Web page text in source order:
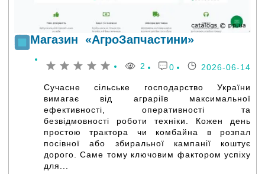
Магазин «АгроЗапчастини»
2 0 2026-06-14
Сучасне сільське господарство України
вимагає від аграріїв максимальної
ефективності, оперативності та
безвідмовності роботи техніки. Кожен день
простою трактора чи комбайна в розпал
посівної або збиральної кампанії коштує
дорого. Саме тому ключовим фактором успіху
для...